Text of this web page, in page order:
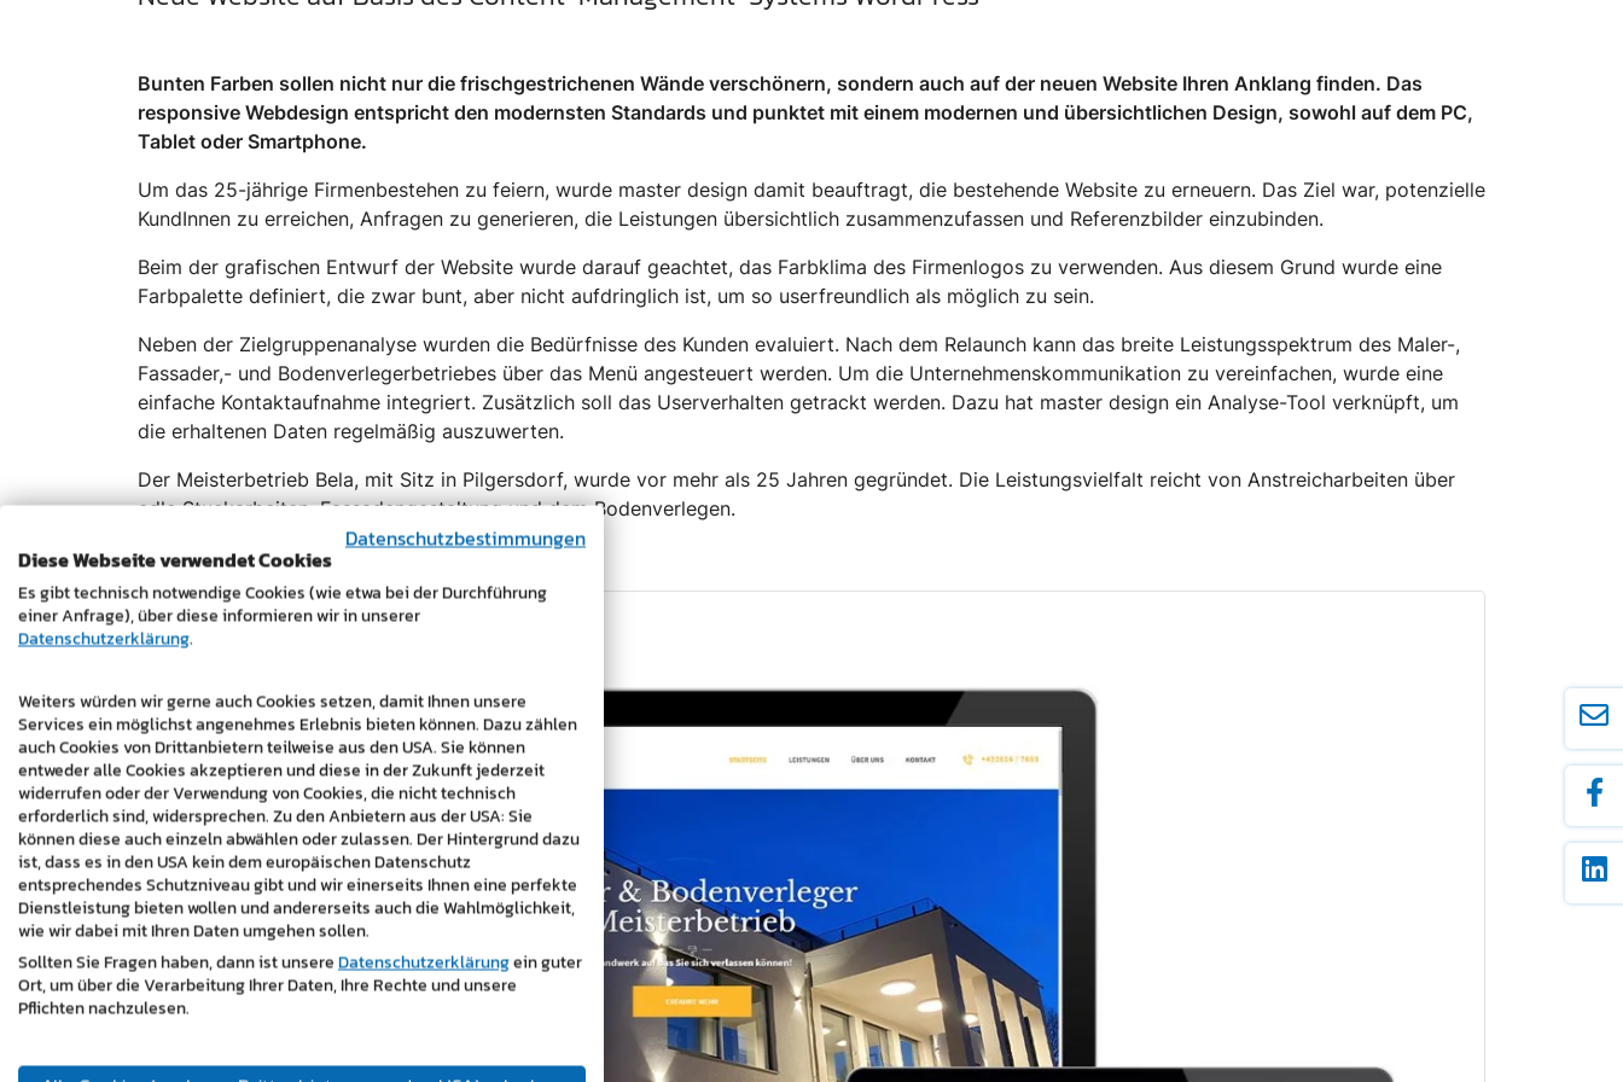
Bunten Farben sollen nicht nur die frischgestrichenen Wände verschönern, sondern auch auf der neuen Website Ihren Anklang finden. Das
responsive Webdesign entspricht den modernsten Standards und punktet mit einem modernen und übersichtlichen Design, sowohl auf dem PC,
Tablet oder Smartphone.
Um das 25-jährige Firmenbestehen zu feiern, wurde master design damit beauftragt, die bestehende Website zu erneuern. Das Ziel war, potenzielle
KundInnen zu erreichen, Anfragen zu generieren, die Leistungen übersichtlich zusammenzufassen und Referenzbilder einzubinden.
Beim der grafischen Entwurf der Website wurde darauf geachtet, das Farbklima des Firmenlogos zu verwenden. Aus diesem Grund wurde eine
Farbpalette definiert, die zwar bunt, aber nicht aufdringlich ist, um so userfreundlich als möglich zu sein.
Neben der Zielgruppenanalyse wurden die Bedürfnisse des Kunden evaluiert. Nach dem Relaunch kann das breite Leistungsspektrum des Maler-,
Fassader,- und Bodenverlegerbetriebes über das Menü angesteuert werden. Um die Unternehmenskommunikation zu vereinfachen, wurde eine
einfache Kontaktaufnahme integriert. Zusätzlich soll das Userverhalten getrackt werden. Dazu hat master design ein Analyse-Tool verknüpft, um
die erhaltenen Daten regelmäßig auszuwerten.
Der Meisterbetrieb Bela, mit Sitz in Pilgersdorf, wurde vor mehr als 25 Jahren gegründet. Die Leistungsvielfalt reicht von Anstreicharbeiten über
edle Stuckarbeiten, Fassadengestaltung und dem Bodenverlegen.
https://www.bela.co.at/
Datenschutzbestimmungen
Diese Webseite verwendet Cookies
Es gibt technisch notwendige Cookies (wie etwa bei der Durchführung
einer Anfrage), über diese informieren wir in unserer
Datenschutzerklärung.
Weiters würden wir gerne auch Cookies setzen, damit Ihnen unsere
Services ein möglichst angenehmes Erlebnis bieten können. Dazu zählen
auch Cookies von Drittanbietern teilweise aus den USA. Sie können
entweder alle Cookies akzeptieren und diese in der Zukunft jederzeit
widerrufen oder der Verwendung von Cookies, die nicht technisch
erforderlich sind, widersprechen. Zu den Anbietern aus der USA: Sie
können diese auch einzeln abwählen oder zulassen. Der Hintergrund dazu
ist, dass es in den USA kein dem europäischen Datenschutz
entsprechendes Schutzniveau gibt und wir einerseits Ihnen eine perfekte
Dienstleistung bieten wollen und andererseits auch die Wahlmöglichkeit,
wie wir dabei mit Ihren Daten umgehen sollen.
Sollten Sie Fragen haben, dann ist unsereDatenschutzerklärungein guter
Ort, um über die Verarbeitung Ihrer Daten, Ihre Rechte und unsere
Pflichten nachzulesen.